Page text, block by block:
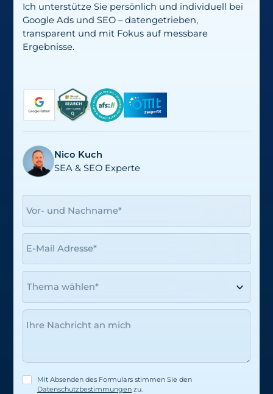
Ich unterstütze Sie persönlich und individuell bei
Google Ads und SEO – datengetrieben,
transparent und mit Fokus auf messbare
Ergebnisse.
Nico Kuch
SEA & SEO Experte
Vor- und Nachname*
E-Mail Adresse*
Ihre Nachricht an mich
Mit Absenden des Formulars stimmen Sie den
Datenschutzbestimmungen zu.